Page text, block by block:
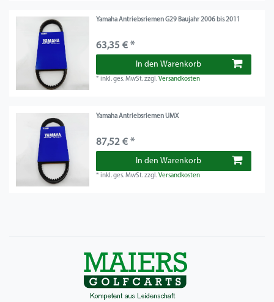
Yamaha Antriebsriemen G29 Baujahr 2006 bis 2011
63,35 € *
In den Warenkorb
*inkl. ges. MwSt.zzgl.Versandkosten
Yamaha Antriebsriemen UMX
87,52 € *
In den Warenkorb
*inkl. ges. MwSt.zzgl.Versandkosten